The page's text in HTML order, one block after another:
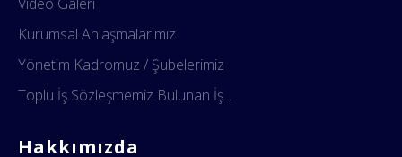
Kurumsal Anlaşmalarımız
Yönetim Kadromuz / Şubelerimiz
Toplu İş Sözleşmemiz Bulunan İş...
Hakkımızda